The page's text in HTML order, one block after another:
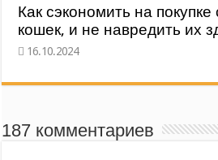
Как сэкономить на
кошек, и не навредить их
187 комментариев